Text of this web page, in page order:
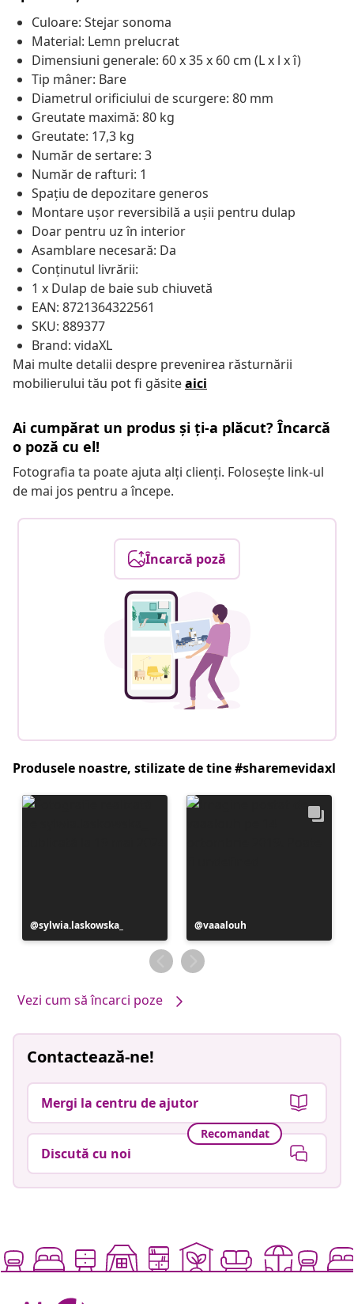
Culoare: Stejar sonoma
Material: Lemn prelucrat
Dimensiuni generale: 60 x 35 x 60 cm (L x l x î)
Tip mâner: Bare
Diametrul orificiului de scurgere: 80 mm
Greutate maximă: 80 kg
Greutate: 17,3 kg
Număr de sertare: 3
Număr de rafturi: 1
Spațiu de depozitare generos
Montare ușor reversibilă a ușii pentru dulap
Doar pentru uz în interior
Asamblare necesară: Da
Conținutul livrării:
1 x Dulap de baie sub chiuvetă
EAN: 8721364322561
SKU: 889377
Brand: vidaXL
Mai multe detalii despre prevenirea răsturnării
mobilierului tău pot fi găsiteaici
Ai cumpărat un produs și ți-a plăcut? Încarcă
o poză cu el!
Fotografia ta poate ajuta alți clienți. Folosește link-ul
de mai jos pentru a începe.
Încarcă poză
Produsele noastre, stilizate de tine #sharemevidaxl
Postare
publicată
sylwia.laskowska_
Postare
publicată
de
vaaalouh
Vezi cum să încarci poze
Contactează-ne!
Mergi la centru de ajutor
Recomandat
Discută cu noi